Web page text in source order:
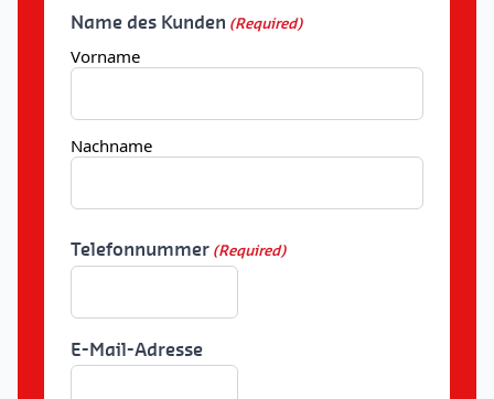
Name des Kunden (Required)
Vorname
Nachname
Telefonnummer (Required)
E-Mail-Adresse